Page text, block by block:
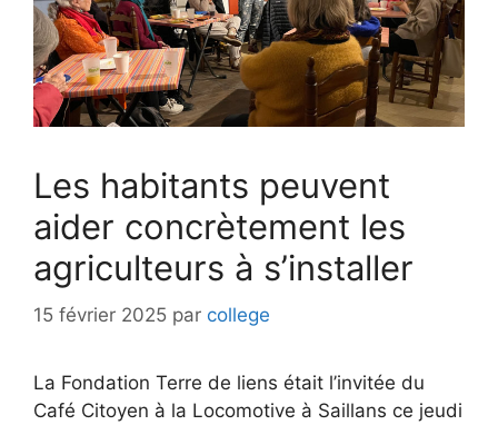
Les habitants peuvent
aider concrètement les
agriculteurs à s’installer
15 février 2025 par college
La Fondation Terre de liens était l’invitée du
Café Citoyen à la Locomotive à Saillans ce jeudi